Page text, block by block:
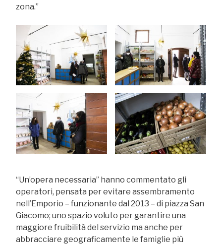
zona.”
“Un’opera necessaria” hanno commentato gli
operatori, pensata per evitare assembramento
nell’Emporio – funzionante dal 2013 – di piazza San
Giacomo; uno spazio voluto per garantire una
maggiore fruibilità del servizio ma anche per
abbracciare geograficamente le famiglie più